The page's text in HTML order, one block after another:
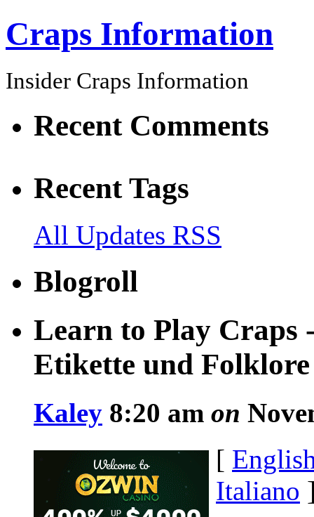
Craps Information
Insider Craps Information
Recent Comments
Recent Tags
All Updates RSS
Blogroll
Learn to Play Craps
Etikette und Folklore
Kaley 8:20 am on
[
Italiano